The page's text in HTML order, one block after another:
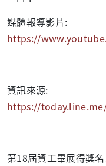
媒體報導影片:
https://
資訊來源:
https://
第18屆資工畢展得獎名